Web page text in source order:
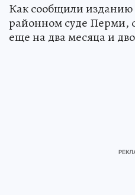
Как сообщили изданию
районном суде Перми,
еще на два месяца и